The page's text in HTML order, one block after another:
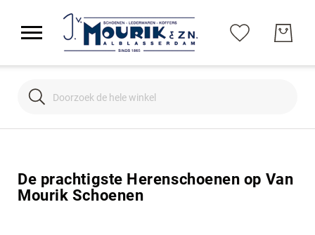
Search
De prachtigste Herenschoenen op Van
Mourik Schoenen